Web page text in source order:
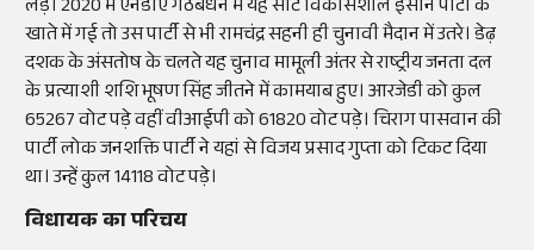
लड़े। 2020 में एनडीए गठबंधन में यह सीट विकासशील इंसान पार्टी के
खाते में गई तो उस पार्टी से भी रामचंद्र सहनी ही चुनावी मैदान में उतरे। डेढ़
दशक के अंसतोष के चलते यह चुनाव मामूली अंतर से राष्ट्रीय जनता दल
के प्रत्याशी शशि भूषण सिंह जीतने में कामयाब हुए। आरजेडी को कुल
65267 वोट पड़े वहीं वीआईपी को 61820 वोट पड़े। चिराग पासवान की
पार्टी लोक जनशक्ति पार्टी ने यहां से विजय प्रसाद गुप्ता को टिकट दिया
था। उन्हें कुल 14118 वोट पड़े।
विधायक का परिचय